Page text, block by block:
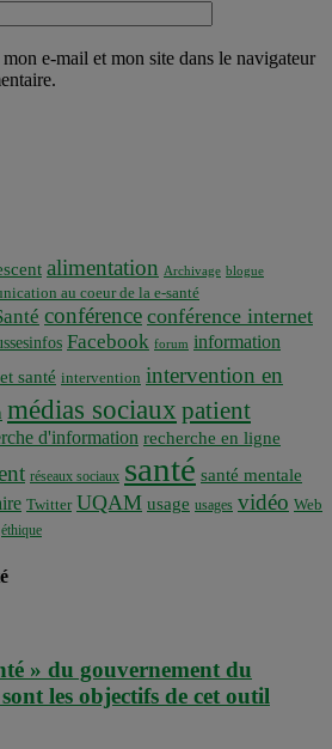
e-mail et mon site dans le navigateur
alimentation Archivage blogue
au coeur de la e-santé
conférence conférence internet
Facebook forum information
santé intervention intervention en
médias sociaux patient
d'information recherche en ligne
réseaux sociaux santé santé mentale
Twitter UQAM usage usages vidéo Web
éthique
» du gouvernement du
les objectifs de cet outil